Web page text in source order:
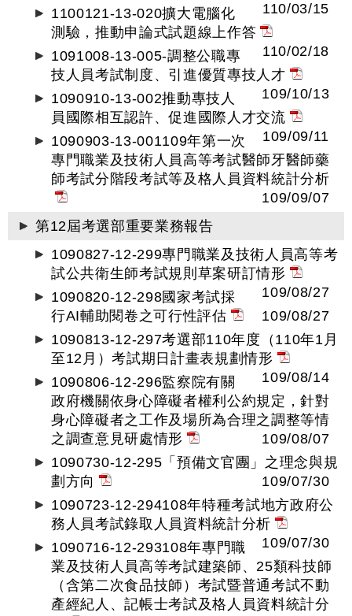
110/03/15
1100121-13-020擴大電腦化
測驗，推動申論式試題線上作答
110/02/18
1091008-13-005-調整公職專
技人員考試制度、引進優質專技人才
109/10/13
1090910-13-002推動專技人
員國際相互認許、促進國際人才交流
109/09/11
1090903-13-001109年第一次
專門職業及技術人員高等考試醫師牙醫師藥
師考試分階段考試等及格人員資料統計分析
109/09/07
第12屆考選部重要業務報告
1090827-12-299專門職業及技術人員高等考
試公共衛生師考試規則草案研訂情形
109/08/27
1090820-12-298國家考試採
行AI輔助閱卷之可行性評估
109/08/27
1090813-12-297考選部110年度（110年1月
至12月）考試期日計畫表規劃情形
109/08/14
1090806-12-296監察院有關
政府機關依身心障礙者權利公約規定，針對
身心障礙者之工作及場所為合理之調整等情
之調查意見研處情形
109/08/07
1090730-12-295「預備文官團」之理念與規
劃方向
109/07/30
1090723-12-294108年特種考試地方政府公
務人員考試錄取人員資料統計分析
109/07/30
1090716-12-293108年專門職
業及技術人員高等考試建築師、25類科技師
（含第二次食品技師）考試暨普通考試不動
產經紀人、記帳士考試及格人員資料統計分